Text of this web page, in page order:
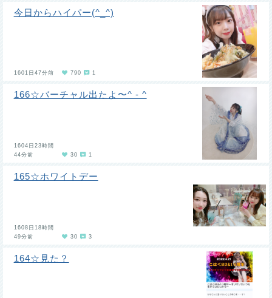
今日からハイパー(^_^)
1601日47分前 790 1
166☆バーチャル出たよ〜^ - ^
1604日23時間
44分前
30 1
165☆ホワイトデー
1608日18時間
49分前
30 3
164☆見た？